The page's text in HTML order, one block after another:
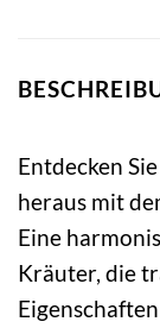
Entdecken
heraus mit
Eine
Kräuter, die